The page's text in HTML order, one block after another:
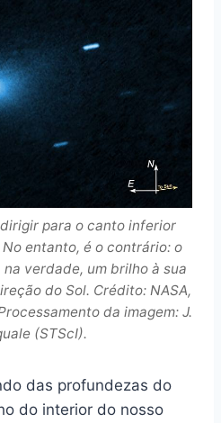
para o canto inferior
entanto, é o contrário: o
verdade, um brilho à sua
do Sol. Crédito: NASA,
da imagem: J.
(STScI).
das profundezas do
do interior do nosso